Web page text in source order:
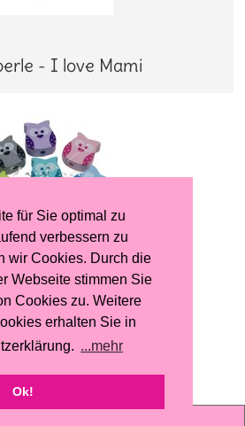
für Sie optimal zu
verbessern zu
wir Cookies. Durch die
Webseite stimmen Sie
Cookies zu. Weitere
erhalten Sie in
...mehr
Ok!
- I love Mami
Motiv Eule